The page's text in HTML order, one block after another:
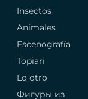
Insectos
Animales
Escenografía
Topiari
Lo otro
Фигуры из